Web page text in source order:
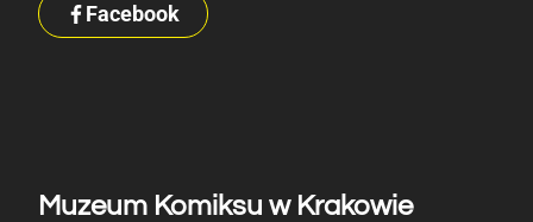
Facebook
Muzeum Komiksu w Krakowie